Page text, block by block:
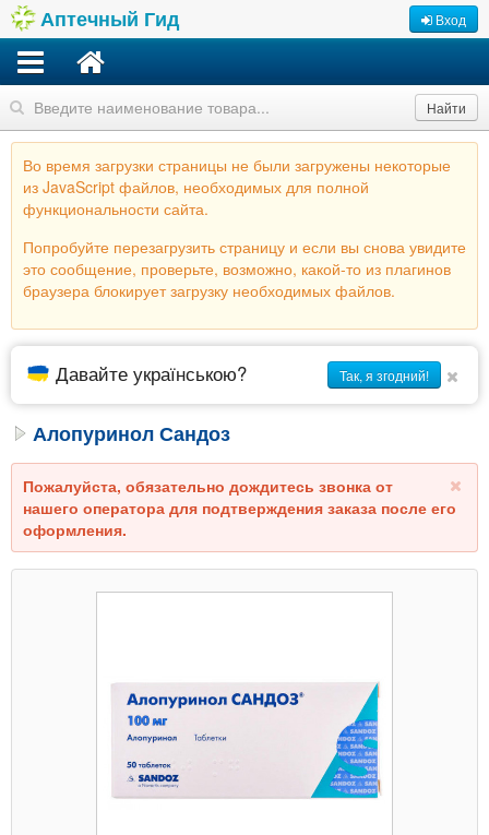
Аптечный Гид Вход
Найти
Во время загрузки страницы не были загружены некоторые
из JavaScript файлов, необходимых для полной
функциональности сайта.
Попробуйте перезагрузить страницу и если вы снова увидите
это сообщение, проверьте, возможно, какой-то из плагинов
браузера блокирует загрузку необходимых файлов.
Давайте українською? Так, я згодний!
Алопуринол Сандоз
Пожалуйста, обязательно дождитесь звонка от
нашего оператора для подтверждения заказа после его
оформления.